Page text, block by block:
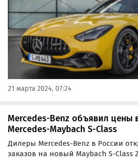
21 марта 2024, 07:24
Mercedes-Benz объявил цены
Mercedes-Maybach S-Class
Дилеры Mercedes-Benz в России
заказов на новый Maybach S-Class